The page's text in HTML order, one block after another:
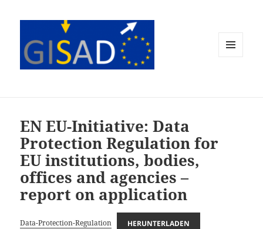
EN EU-Initiative: Data
Protection Regulation for
EU institutions, bodies,
offices and agencies –
report on application
Data-Protection-Regulation HERUNTERLADEN